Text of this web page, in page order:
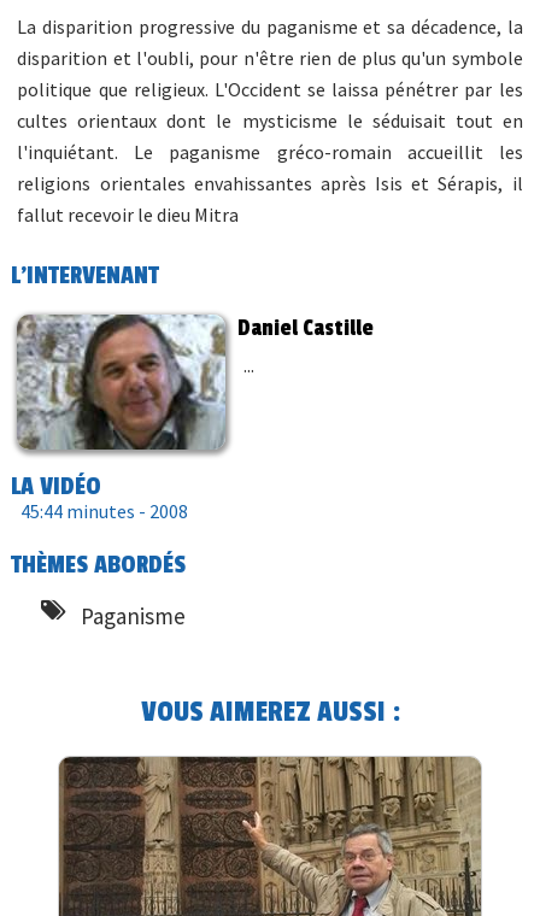
La disparition progressive du paganisme et sa décadence, la
disparition et l'oubli, pour n'être rien de plus qu'un symbole
politique que religieux. L'Occident se laissa pénétrer par les
cultes orientaux dont le mysticisme le séduisait tout en
l'inquiétant. Le paganisme gréco-romain accueillit les
religions orientales envahissantes après Isis et Sérapis, il
fallut recevoir le dieu Mitra
L'INTERVENANT
Daniel Castille
...
LA VIDÉO
45:44 minutes - 2008
THÈMES ABORDÉS
Paganisme
VOUS AIMEREZ AUSSI :